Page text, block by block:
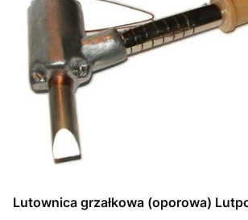
Lutownica grzałkowa (oporowa)